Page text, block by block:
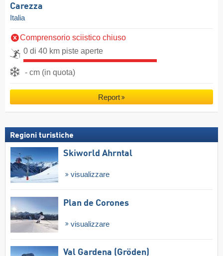
Carezza
Italia
Comprensorio sciistico chiuso
0 di 40 km piste aperte
- cm (in quota)
Report
Regioni turistiche
Skiworld Ahrntal
visualizzare
Plan de Corones
visualizzare
Val Gardena (Gröden)